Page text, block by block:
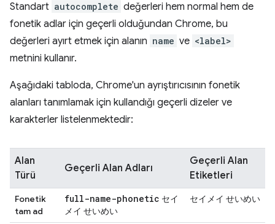
Standart autocomplete değerleri hem normal hem de
fonetik adlar için geçerli olduğundan Chrome, bu
değerleri ayırt etmek için alanın name ve <label>
metnini kullanır.
Aşağıdaki tabloda, Chrome'un ayrıştırıcısının fonetik
alanları tanımlamak için kullandığı geçerli dizeler ve
karakterler listelenmektedir:
Alan
Türü
Geçerli Alan Adları
Geçerli Alan
Etiketleri
Fonetik
tam ad
full-name-phonetic セイ
メイ せいめい
セイメイ せいめい